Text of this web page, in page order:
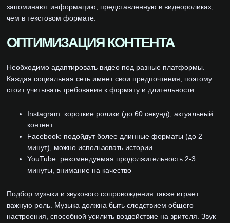
запоминают информацию, представленную в видеороликах,
чем в текстовом формате.
ОПТИМИЗАЦИЯ КОНТЕНТА
Необходимо адаптировать видео под разные платформы.
Каждая социальная сеть имеет свои предпочтения, поэтому
стоит учитывать требования к формату и длительности:
Instagram: короткие ролики (до 60 секунд), актуальный
контент
Facebook: подойдут более длинные форматы (до 2
минут), можно использовать истории
YouTube: рекомендуемая продолжительность 2-3
минуты, внимание на качество
Подбор музыки и звукового сопровождения также играет
важную роль. Музыка должна быть следствием общего
настроения, способной усилить воздействие на зрителя. Звук